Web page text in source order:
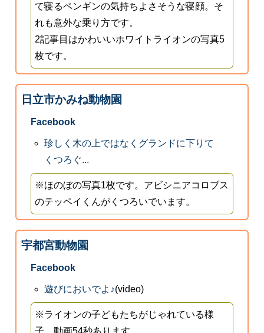
て寝るペンギンの気持ちよさそうな寝顔。そ
れも意外な乗り方です。
2記事目はかわいいホワイトライオンの写真5
枚です。
日立市かみね動物園
Facebook
珍しく木の上ではなくグランドに下りて
くつろぐ...
※ほのぼの写真1枚です。アビシニアコロブス
のテッペイくんがくつろいでいます。
宇都宮動物園
Facebook
遊びにおいでよ♪(video)
※ライオンの子どもたちがじゃれている様